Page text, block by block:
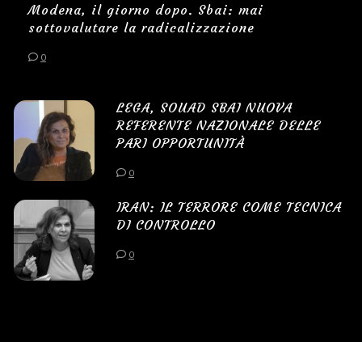
Modena, il giorno dopo. Sbai: mai
sottovalutare la radicalizzazione
0
LEGA, SOUAD SBAI NUOVA
REFERENTE NAZIONALE DELLE
PARI OPPORTUNITÀ
0
IRAN: IL TERRORE COME TECNICA
DI CONTROLLO
0